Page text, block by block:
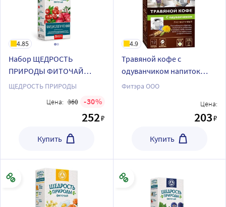
4.85
Набор ЩЕДРОСТЬ
ПРИРОДЫ ФИТОЧАЙ
ДИАБЕТИЧЕСКИЙ фильтр-
ПРИРОДЫ ФИТОЧАЙ
КАРДИОЛОГИЧЕСКИЙ
ЩЕДРОСТЬ ПРИРОДЫ
Цена: 360 30
252₽
Купить
4.9
Травяной кофе с
одуванчиком напиток
кофейный растворимый 5
Фитэра ООО
Цена:
203₽
Купить